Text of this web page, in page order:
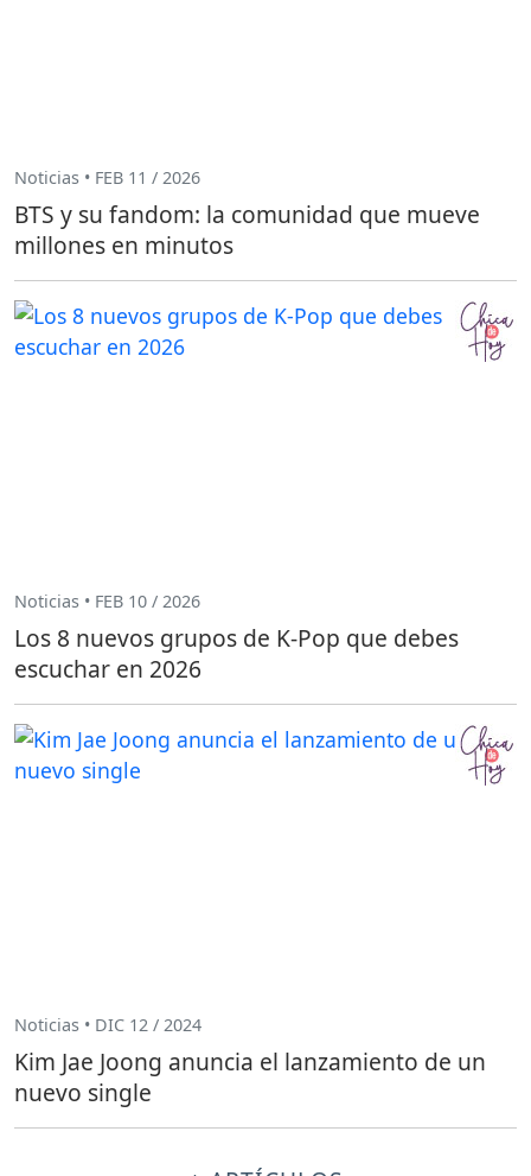
Noticias • FEB 11 / 2026
BTS y su fandom: la comunidad que mueve
millones en minutos
Noticias • FEB 10 / 2026
Los 8 nuevos grupos de K-Pop que debes
escuchar en 2026
Noticias • DIC 12 / 2024
Kim Jae Joong anuncia el lanzamiento de un
nuevo single